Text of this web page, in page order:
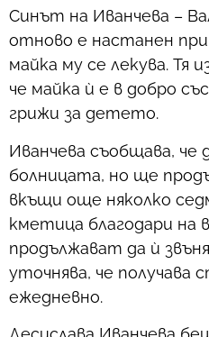
Синът на Иванчева –
отново е настанен
майка му се лекува. Тя
че майка ѝ е в добро
грижи за детето.
Иванчева съобщава, че
болницата, но ще
вкъщи още няколко
кметица благодари на
продължават да ѝ
уточнява, че
ежедневно.